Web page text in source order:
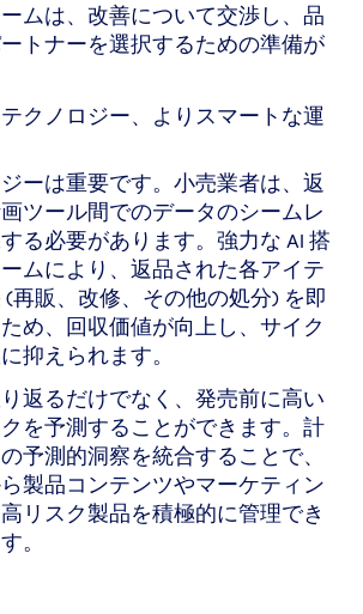
ムは、改善について交渉し、品
トナーを選択するための準備が
クノロジー、よりスマートな運
ーは重要です。小売業者は、返
ツール間でのデータのシームレ
る必要があります。強力な AI 搭
ムにより、返品された各アイテ
(再販、改修、その他の処分) を即
め、回収価値が向上し、サイク
抑えられます。
返るだけでなく、発売前に高い
を予測することができます。計
予測的洞察を統合することで、
製品コンテンツやマーケティン
リスク製品を積極的に管理でき
。